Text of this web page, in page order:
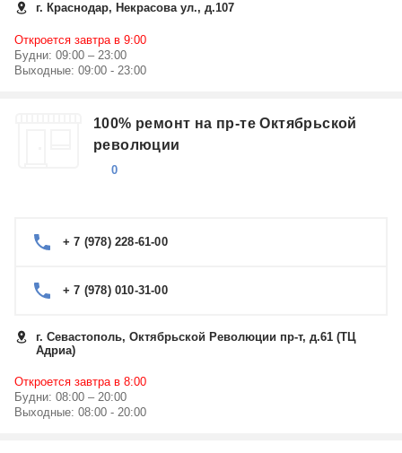
г. Краснодар, Некрасова ул., д.107
Откроется завтра в 9:00
Будни: 09:00 – 23:00
Выходные: 09:00 - 23:00
100% ремонт на пр-те Октябрьской
революции
0
+ 7 (978) 228-61-00
+ 7 (978) 010-31-00
г. Севастополь, Октябрьской Революции пр-т, д.61 (ТЦ
Адриа)
Откроется завтра в 8:00
Будни: 08:00 – 20:00
Выходные: 08:00 - 20:00